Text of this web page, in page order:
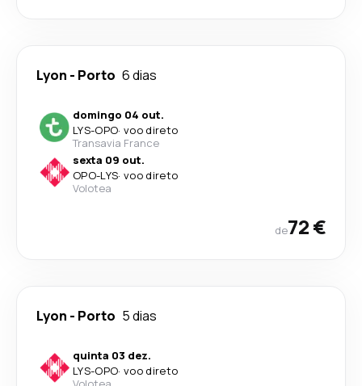
Lyon - Porto 6 dias
domingo 04 out.
LYS-OPO· voo direto
Transavia France
sexta 09 out.
OPO-LYS· voo direto
Volotea
de72 €
Lyon - Porto 5 dias
quinta 03 dez.
LYS-OPO· voo direto